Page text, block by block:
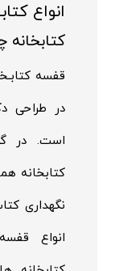
انواع
کتابخانه
قفسه
در طراحی
است. در
کتابخانه
نگهداری
انواع